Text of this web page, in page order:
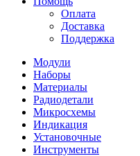
Оплата
Доставка
Поддержка
Модули
Наборы
Материалы
Радиодетали
Микросхемы
Индикация
Установочные
Инструменты